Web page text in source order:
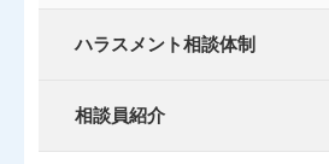
ハラスメント相談体制
相談員紹介